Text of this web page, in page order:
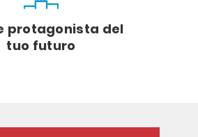
protagonista del
tuo futuro